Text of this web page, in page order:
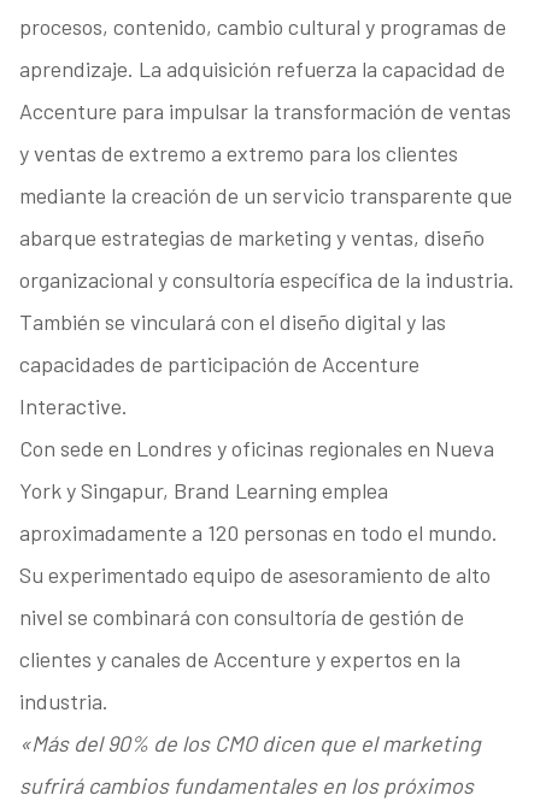
procesos, contenido, cambio cultural y programas de
aprendizaje. La adquisición refuerza la capacidad de
Accenture para impulsar la transformación de ventas
y ventas de extremo a extremo para los clientes
mediante la creación de un servicio transparente que
abarque estrategias de marketing y ventas, diseño
organizacional y consultoría específica de la industria.
También se vinculará con el diseño digital y las
capacidades de participación de Accenture
Interactive.
Con sede en Londres y oficinas regionales en Nueva
York y Singapur, Brand Learning emplea
aproximadamente a 120 personas en todo el mundo.
Su experimentado equipo de asesoramiento de alto
nivel se combinará con consultoría de gestión de
clientes y canales de Accenture y expertos en la
industria.
«Más del 90% de los CMO dicen que el marketing
sufrirá cambios fundamentales en los próximos